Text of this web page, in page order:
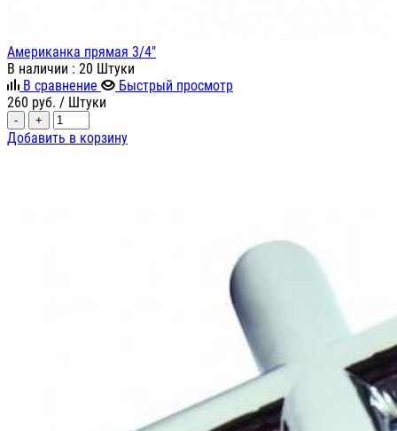
Американка прямая 3/4"
В наличии : 20 Штуки
В сравнение
Быстрый просмотр
260 руб. / Штуки
- +
Добавить в корзину